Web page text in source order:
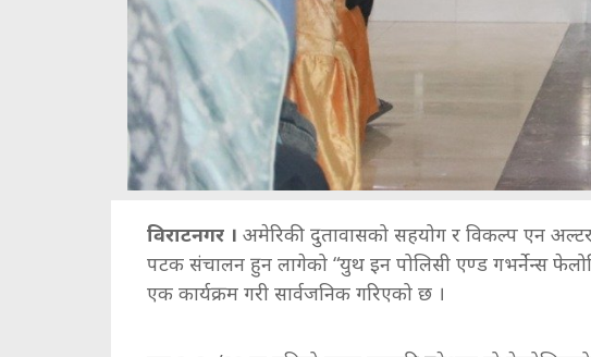
विराटनगर । अमेरिकी दुतावासको सहयोग र विकल्प एन
पटक संचालन हुन लागेको “युथ इन पोलिसी एण्ड गभर्नेन्स
एक कार्यक्रम गरी सार्वजनिक गरिएको छ ।